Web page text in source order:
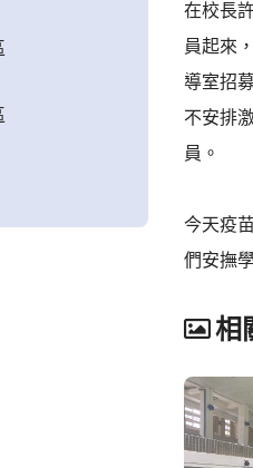
在校長
員起來
導室招
不安排
員。
今天疫
們安撫
相